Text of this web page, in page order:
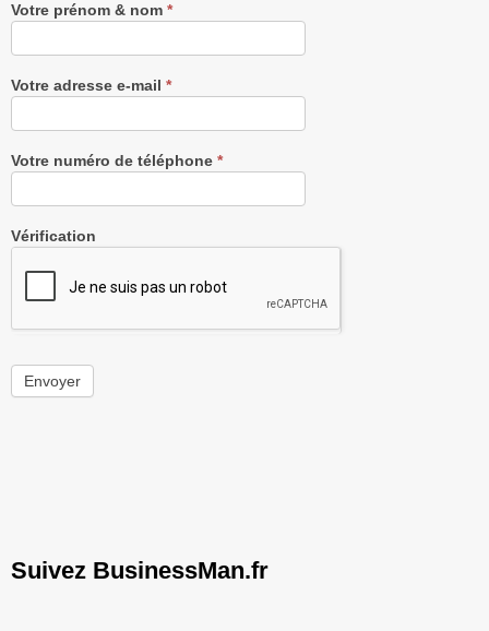
Votre prénom & nom *
Votre adresse e-mail *
Votre numéro de téléphone *
Vérification
Envoyer
Suivez BusinessMan.fr